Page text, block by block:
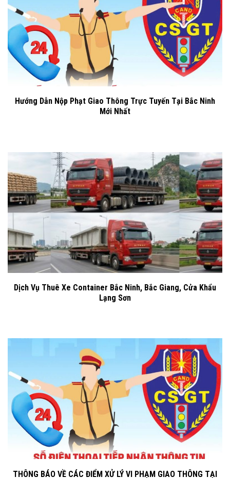
Hướng Dẫn Nộp Phạt Giao Thông Trực Tuyến Tại Bắc Ninh
Mới Nhất
Dịch Vụ Thuê Xe Container Bắc Ninh, Bắc Giang, Cửa Khẩu
Lạng Sơn
THÔNG BÁO VỀ CÁC ĐIỂM XỬ LÝ VI PHẠM GIAO THÔNG TẠI